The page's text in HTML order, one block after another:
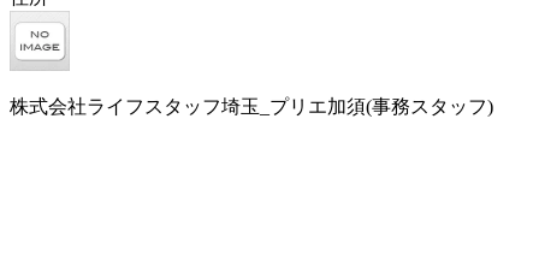
株式会社ライフスタッフ埼玉_プリエ加須(事務スタッフ)